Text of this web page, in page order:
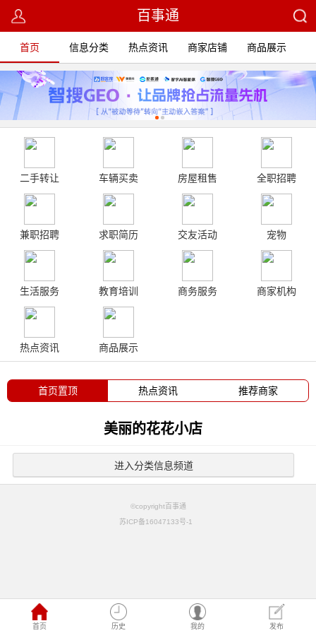
百事通
首页 历史 我的 发布
首页 信息分类 热点资讯 商家店铺 商品展示
二手转让 车辆买卖 房屋租售 全职招聘
兼职招聘 求职简历 交友活动 宠物
生活服务 教育培训 商务服务 商家机构
热点资讯 商品展示
首页置顶 热点资讯 推荐商家
美丽的花花小店
进入分类信息频道
©copyright百事通
苏ICP备16047133号-1